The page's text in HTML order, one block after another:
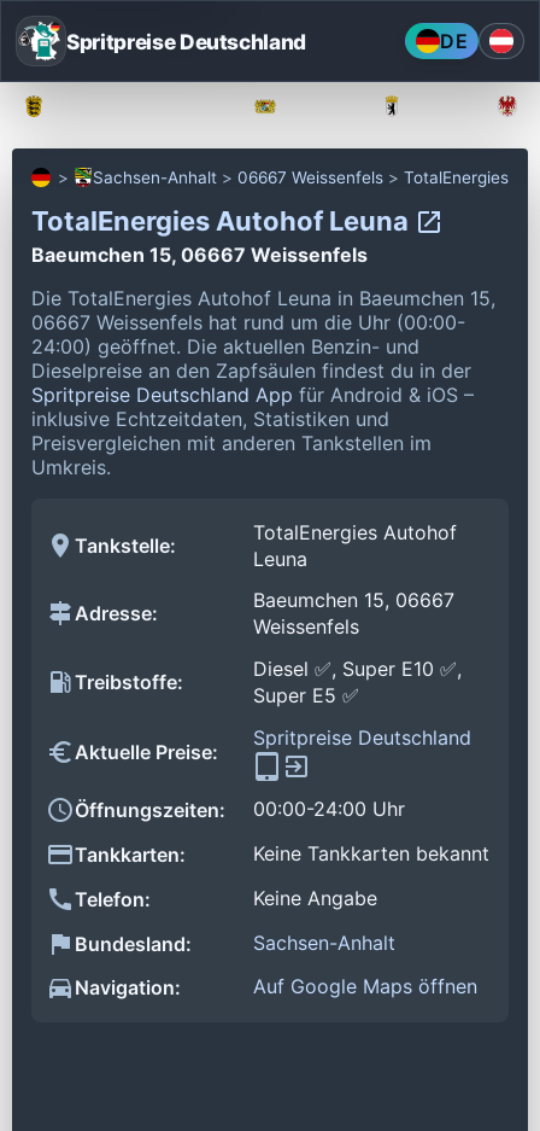
Spritpreise Deutschland DE
Sachsen-Anhalt 06667 Weissenfels TotalEnergies
TotalEnergies Autohof Leuna
Baeumchen 15, 06667 Weissenfels
Die TotalEnergies Autohof Leuna in Baeumchen 15,
06667 Weissenfels hat rund um die Uhr (00:00-
24:00) geöffnet. Die aktuellen Benzin- und
Dieselpreise an den Zapfsäulen findest du in der
Spritpreise Deutschland App für Android & iOS –
inklusive Echtzeitdaten, Statistiken und
Preisvergleichen mit anderen Tankstellen im
Umkreis.
Tankstelle:
TotalEnergies Autohof
Leuna
Adresse:
Baeumchen 15, 06667
Weissenfels
Treibstoffe:
Diesel ✅, Super E10 ✅,
Super E5 ✅
Aktuelle Preise:
Spritpreise Deutschland
Öffnungszeiten:
00:00-24:00 Uhr
Tankkarten:
Keine Tankkarten bekannt
Telefon:
Keine Angabe
Bundesland:
Sachsen-Anhalt
Navigation:
Auf Google Maps öffnen